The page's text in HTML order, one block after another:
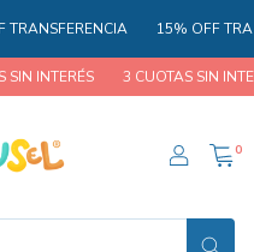
15% OFF
3 CUOTAS SIN INTERÉS
0